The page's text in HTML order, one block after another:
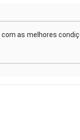
com as melhores